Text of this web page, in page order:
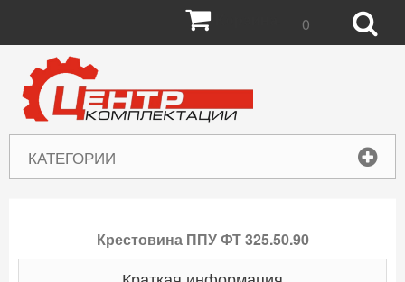
КАТЕГОРИИ
0
Крестовина ППУ ФТ 325.50.90